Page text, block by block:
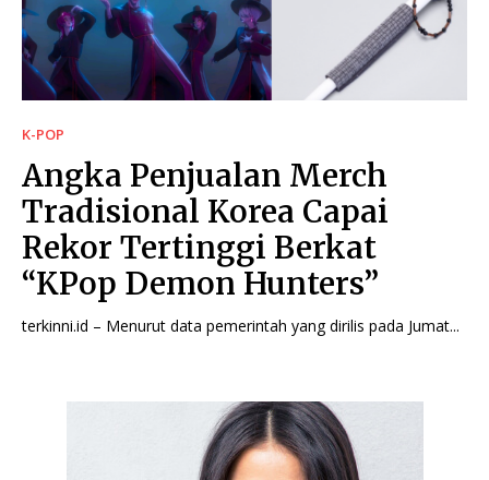
K-POP
Angka Penjualan Merch
Tradisional Korea Capai
Rekor Tertinggi Berkat
“KPop Demon Hunters”
terkinni.id – Menurut data pemerintah yang dirilis pada Jumat...